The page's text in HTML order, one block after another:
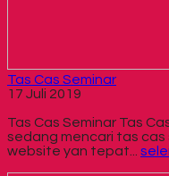
Tas Cas Seminar
17 Juli 2019
Tas Cas Seminar Tas
sedang mencari tas cas
website yan tepat...